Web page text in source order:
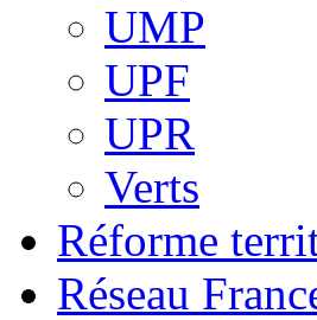
UMP
UPF
UPR
Verts
Réforme
Réseau